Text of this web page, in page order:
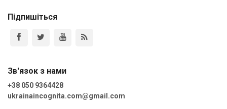
Підпишіться
Зв'язок з нами
+38 050 9364428
ukrainaincognita.com@gmail.com